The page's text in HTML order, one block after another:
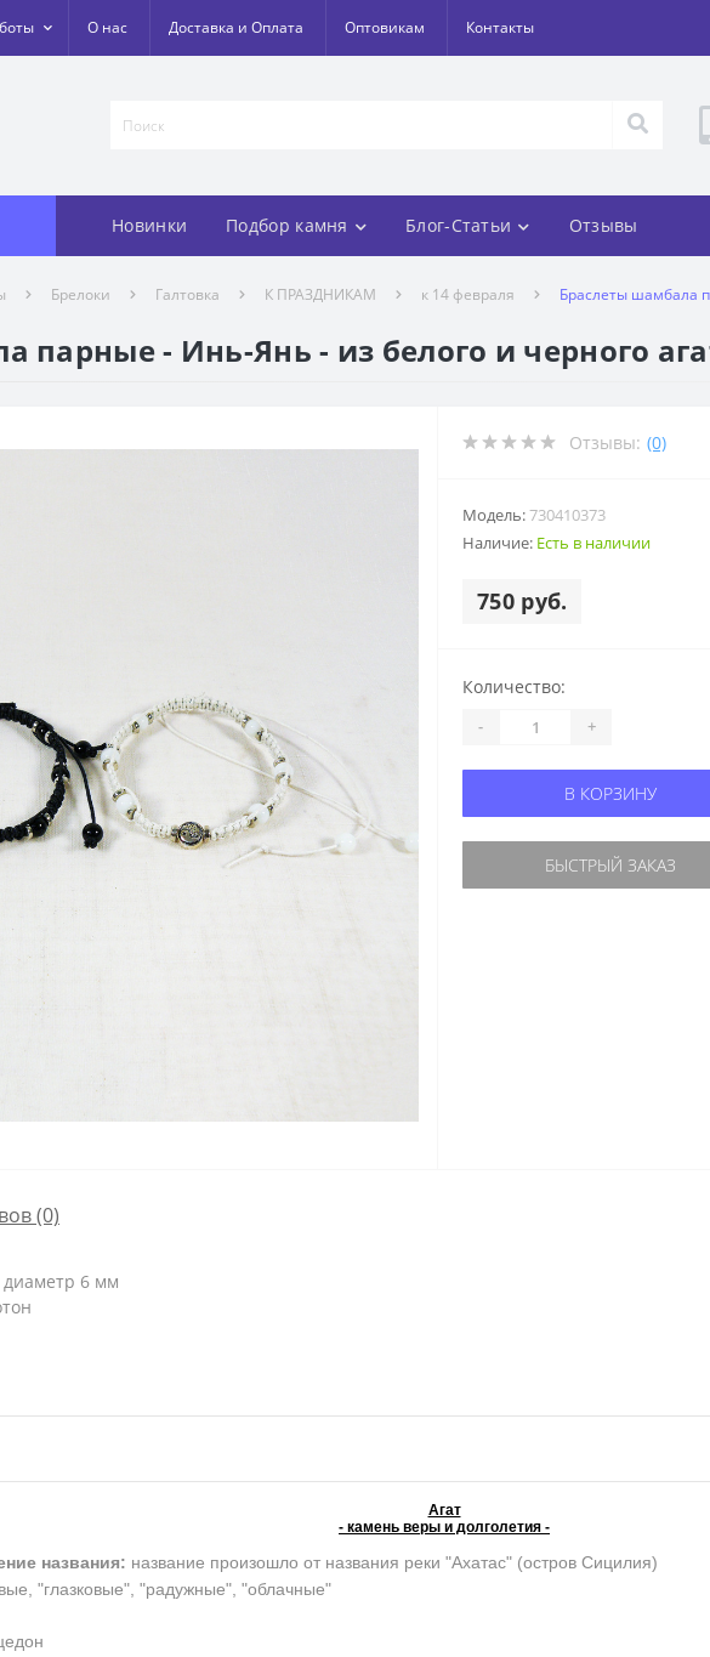
О нас Доставка и Оплата Оптовикам Контакты
Новинки Подбор камня Блог-Статьи Отзывы
Брелоки Галтовка К ПРАЗДНИКАМ к 14 февраля Браслеты шамбала
парные - Инь-Янь - из белого и черного
Отзывы: (0)
Модель:730410373
Наличие: Есть в наличии
750 руб.
Количество:
- +
В КОРЗИНУ
БЫСТРЫЙ ЗАКАЗ
(0)
6 мм
Агат
- камень веры и долголетия -
названия: название произошло от названия реки "Ахатас" (остров Сицилия)
"глазковые", "радужные", "облачные"